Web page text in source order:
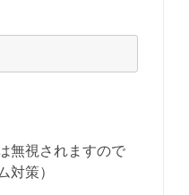
無視されますので
策）